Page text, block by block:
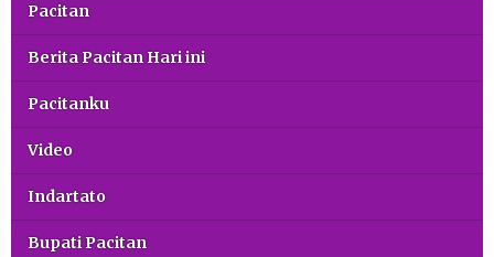
Pacitan
Berita Pacitan Hari ini
Pacitanku
Video
Indartato
Bupati Pacitan